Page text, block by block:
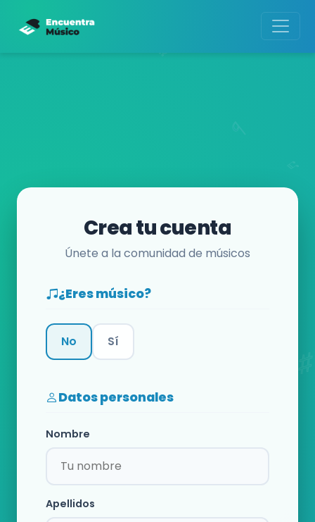
Crea tu cuenta
Únete a la comunidad de músicos
¿Eres músico?
No Sí
Datos personales
Nombre
Apellidos